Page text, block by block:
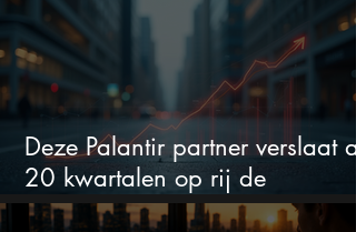
Deze Palantir partner verslaat al
20 kwartalen op rij de
verwachtingen